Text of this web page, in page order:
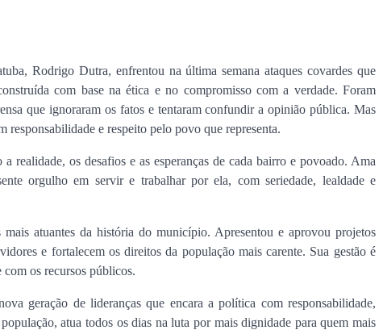
Rodrigo Dutra, enfrentou na última semana ataques covardes que
com base na ética e no compromisso com a verdade. Foram
que ignoraram os fatos e tentaram confundir a opinião pública. Mas
e respeito pelo povo que representa.
os desafios e as esperanças de cada bairro e povoado. Ama
orgulho em servir e trabalhar por ela, com seriedade, lealdade e
atuantes da história do município. Apresentou e aprovou projetos
e fortalecem os direitos da população mais carente. Sua gestão é
os recursos públicos.
geração de lideranças que encara a política com responsabilidade,
atua todos os dias na luta por mais dignidade para quem mais
NOTÍCIAS
Orleans Brandão recebe apoio de
Marcos Castro em grande
encontro no Cohafuma
11 de junho de 2026